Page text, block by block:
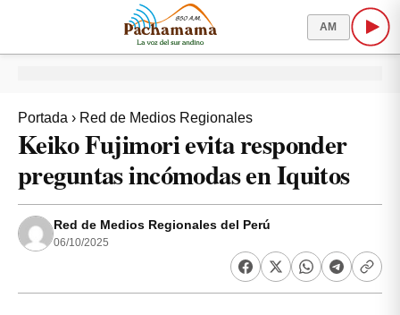
AM
Portada › Red de Medios Regionales
Keiko Fujimori evita responder
preguntas incómodas en Iquitos
Red de Medios Regionales del Perú
06/10/2025